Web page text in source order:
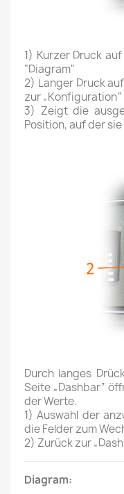
1) Kurzer Druck
"Diagram"
2) Langer Druck
zur „Konfiguration“
3) Zeigt die
Position, auf der
Durch langes
Seite „Dashbar“
der Werte.
1) Auswahl der
die Felder zum
2) Zurück zur
Diagram: